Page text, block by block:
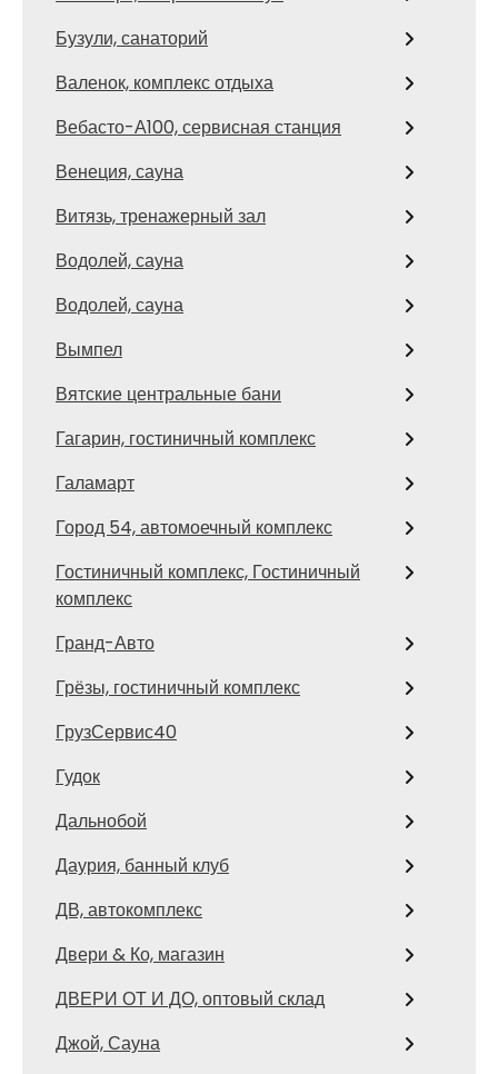
Бузули, санаторий
Валенок, комплекс отдыха
Вебасто-А100, сервисная станция
Венеция, сауна
Витязь, тренажерный зал
Водолей, сауна
Водолей, сауна
Вымпел
Вятские центральные бани
Гагарин, гостиничный комплекс
Галамарт
Город 54, автомоечный комплекс
Гостиничный комплекс, Гостиничный
комплекс
Гранд-Авто
Грёзы, гостиничный комплекс
ГрузСервис40
Гудок
Дальнобой
Даурия, банный клуб
ДВ, автокомплекс
Двери & Ко, магазин
ДВЕРИ ОТ И ДО, оптовый склад
Джой, Сауна